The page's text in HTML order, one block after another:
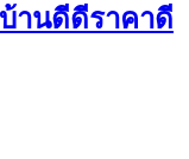
านดีดีราคาดี